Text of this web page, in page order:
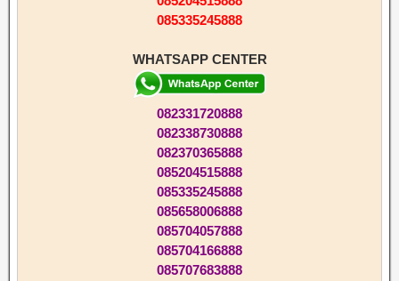
085335245888
WHATSAPP CENTER
082331720888
082338730888
082370365888
085204515888
085335245888
085658006888
085704057888
085704166888
085707683888